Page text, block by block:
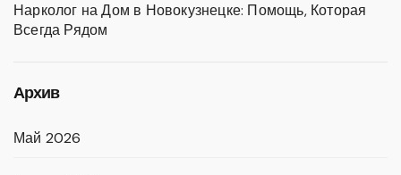
Нарколог на Дом в Новокузнецке: Помощь, Которая
Всегда Рядом
Архив
Май 2026